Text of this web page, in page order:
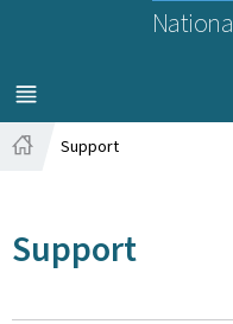
MENÜ
HAUPT-
Support
Support